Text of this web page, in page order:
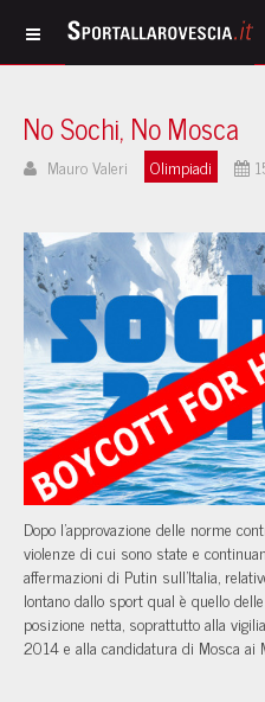
No Sochi, No Mosca
Mauro Valeri Olimpiadi
Dopo l’approvazione delle norme
violenze di cui sono state e
affermazioni di Putin sull’Italia,
lontano dallo sport qual è quello
posizione netta, soprattutto alla
2014 e alla candidatura di Mosca ai